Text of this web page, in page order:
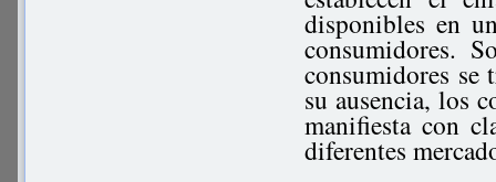
disponibles en
consumidores.
consumidores se
su ausencia, los
manifiesta con
diferentes